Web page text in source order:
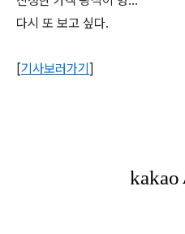
다시 또 보고 싶다.
[기사보러가기]